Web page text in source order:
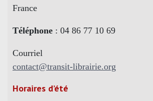
France
Téléphone : 04 86 77 10 69
Courriel
contact@transit-librairie.org
Horaires d’été